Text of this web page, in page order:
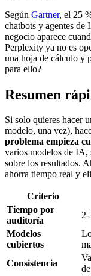
Según Gartner, el 25
chatbots y agentes de
negocio aparece
Perplexity ya no es
una hoja de cálculo y
para ello?
Resumen
Si solo quieres hacer
modelo, una vez),
problema empieza
varios modelos de IA,
sobre los resultados.
ahorra tiempo real y
Criterio
Tiempo por
auditoría
2-
Modelos
cubiertos
Consistencia